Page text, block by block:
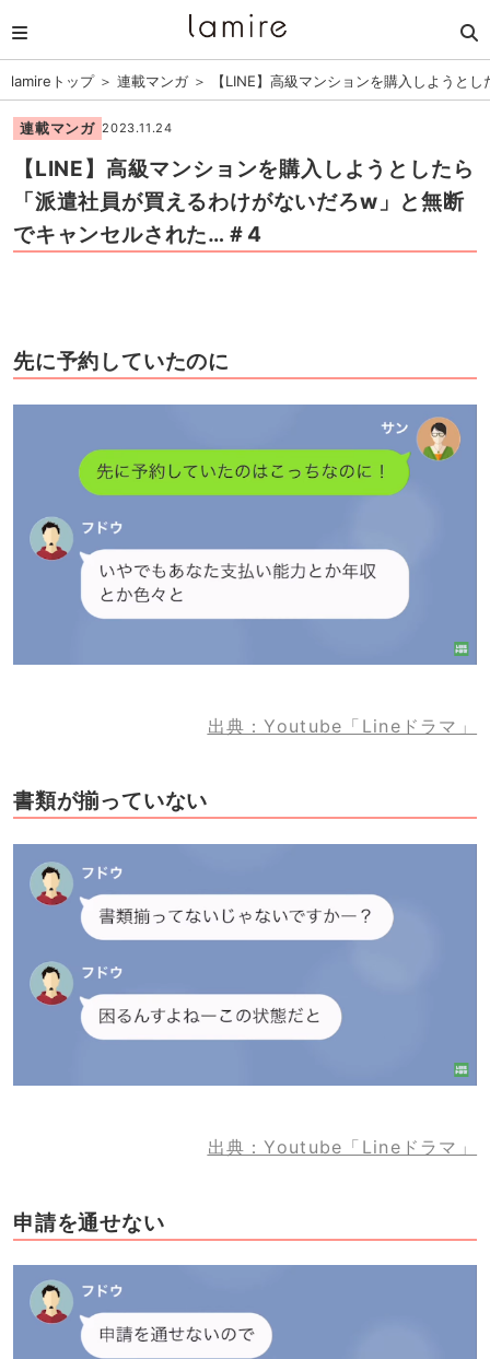
lamireトップ＞ 連載マンガ＞ 【LINE】高級マンションを購入しようと
連載マンガ 2023.11.24
【LINE】高級マンションを購入しようとしたら
「派遣社員が買えるわけがないだろw」と無断
でキャンセルされた…＃4
先に予約していたのに
出典：Youtube「Lineドラマ」
書類が揃っていない
出典：Youtube「Lineドラマ」
申請を通せない